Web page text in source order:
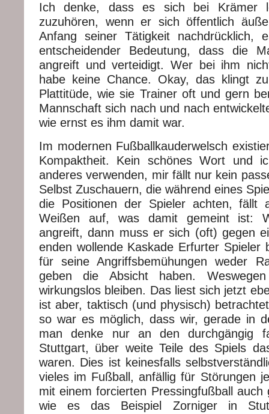
Ich denke, dass es sich bei Krämer
zuzuhören, wenn er sich öffentlich
Anfang seiner Tätigkeit
entscheidender Bedeutung, dass die
angreift und verteidigt. Wer bei ihm
habe keine Chance. Okay, das klingt
Plattitüde, wie sie Trainer oft und gern
Mannschaft sich nach und nach
wie ernst es ihm damit war.
Im modernen Fußballkauderwelsch
Kompaktheit. Kein schönes Wort und
anderes verwenden, mir fällt nur kein
Selbst Zuschauern, die während eines
die Positionen der Spieler achten, fällt
Weißen auf, was damit gemeint ist:
angreift, dann muss er sich (oft) gegen
enden wollende Kaskade Erfurter Spieler
für seine Angriffsbemühungen weder
geben die Absicht haben.
wirkungslos bleiben. Das liest sich jetzt
ist aber, taktisch (und physisch)
so war es möglich, dass wir, gerade in
man denke nur an den durchgängig
Stuttgart, über weite Teile des Spiels
waren. Dies ist keinesfalls
vieles im Fußball, anfällig für Störungen
mit einem forcierten Pressingfußball auch
wie es das Beispiel Zorniger in